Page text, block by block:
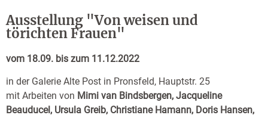
Ausstellung "Von weisen und
törichten Frauen"
vom 18.09. bis zum 11.12.2022
in der Galerie Alte Post in Pronsfeld, Hauptstr. 25
mit Arbeiten von Mimi van Bindsbergen, Jacqueline
Beauducel, Ursula Greib, Christiane Hamann, Doris Hansen,